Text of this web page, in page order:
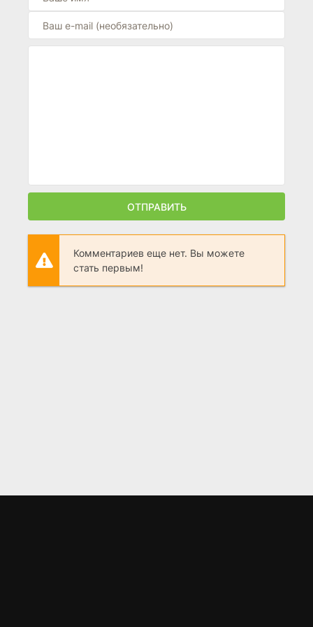
ОТПРАВИТЬ
Комментариев еще нет. Вы можете
стать первым!